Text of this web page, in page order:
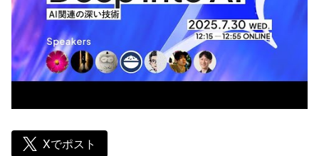
Xでポスト